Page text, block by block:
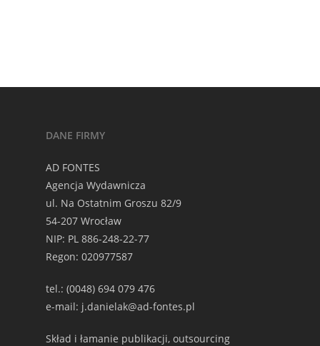
DANE FIRMY
AD FONTES
Agencja Wydawnicza
ul. Na Ostatnim Groszu 82/9
54-207 Wrocław
NIP: PL 886-248-22-77
Regon: 020977587
tel.: (0048) 694 079 476
e-mail: j.danielak@ad-fontes.pl
Skład i łamanie publikacji, outsourcing